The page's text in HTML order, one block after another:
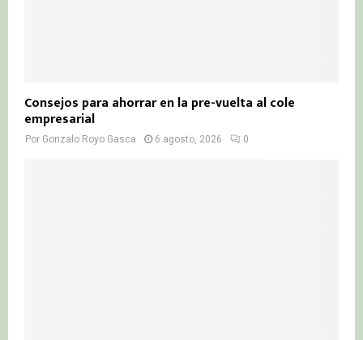
Consejos para ahorrar en la pre-vuelta al cole
empresarial
Por Gonzalo Royo Gasca 6 agosto, 2026 0